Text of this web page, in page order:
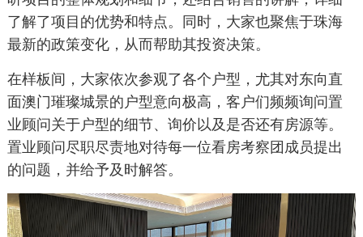
了解了项目的优势和特点。同时，大家也聚焦于珠海
最新的政策变化，从而帮助其投资决策。
在样板间，大家依次参观了各个户型，尤其对东向直
面澳门璀璨城景的户型意向极高，客户们频频询问置
业顾问关于户型的细节、询价以及是否还有房源等。
置业顾问尽职尽责地对待每一位看房考察团成员提出
的问题，并给予及时解答。